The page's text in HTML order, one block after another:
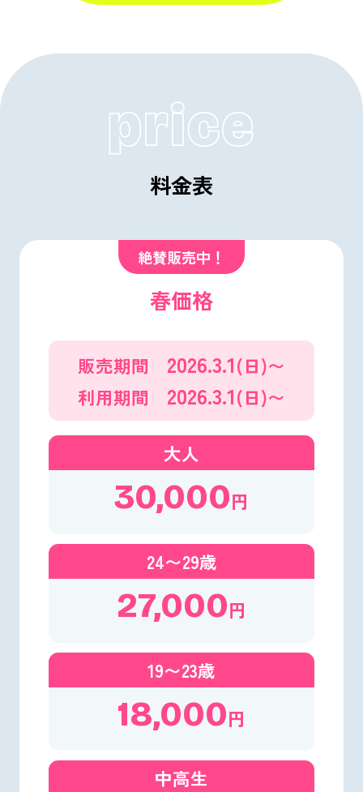
料金表
春価格
販売期間 2026.3.1(日)〜
利用期間 2026.3.1(日)〜
大人
30,000円
24〜29歳
27,000円
19〜23歳
18,000円
中高生